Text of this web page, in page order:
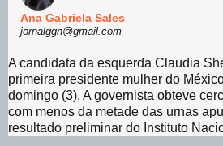
Ana Gabriela Sales
jornalggn@gmail.com
A candidata da esquerda Claudia
primeira presidente mulher do
domingo (3). A governista obteve
com menos da metade das urnas
resultado preliminar do Instituto